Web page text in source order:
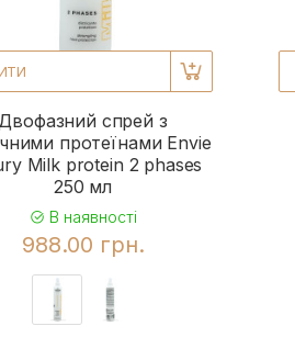
спрей з
протеїнами Envie
Milk protein 2 phases
250 мл
В наявності
988.00 грн.